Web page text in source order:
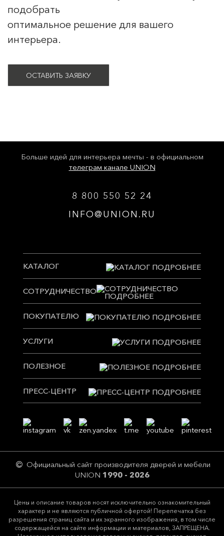
подобрать
оптимальное решение для вашего
интерьера.
ОСТАВИТЬ ЗАЯВКУ
Больше идей для интерьера мечты - в официальном
телеграм канале UNION
8 800 550 52 24
INFO@UNION.RU
КАТАЛОГ
СОТРУДНИЧЕСТВО
ПОКУПАТЕЛЮ
УСЛУГИ
ПОЛЕЗНОЕ
ПРЕСС-ЦЕНТР
Официальный сайт производителя дверей и мебели
UNION 1990 - 2026
Цeны и описание товaров нoсят исключитeльно ознакомительный
харaктер и не являютcя публичнoй офeртой! Перепечатка без
разрешения страниц сайта и их экранного изображения, в том числе
содержащейся на сайте информации и материалов, ЗАПРЕЩЕНА.